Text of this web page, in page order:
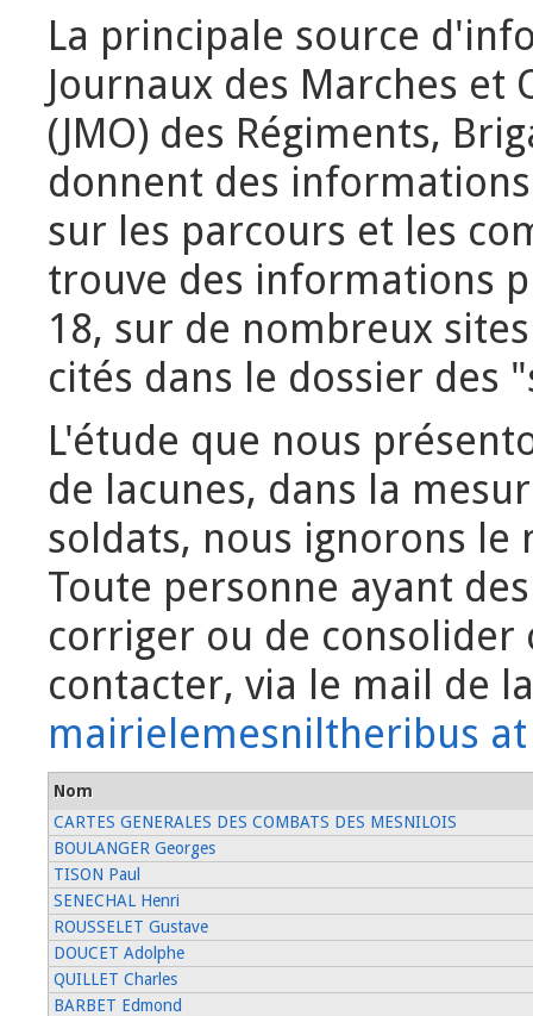
La principale source
Journaux des Marches
(JMO) des Régiments,
donnent des
sur les parcours et les
trouve des informations
18, sur de nombreux
cités dans le dossier des
L'étude que nous
de lacunes, dans la
soldats, nous ignorons le
Toute personne ayant
corriger ou de
contacter, via le mail de
mairielemesniltheribus
Nom
CARTES GENERALES DES COMBATS DES MESNILOIS
BOULANGER Georges
TISON Paul
SENECHAL Henri
ROUSSELET Gustave
DOUCET Adolphe
QUILLET Charles
BARBET Edmond